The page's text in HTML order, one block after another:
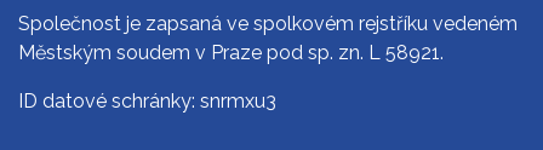
Společnost je zapsaná ve spolkovém rejstříku vedeném
Městským soudem v Praze pod sp. zn. L 58921.
ID datové schránky: snrmxu3